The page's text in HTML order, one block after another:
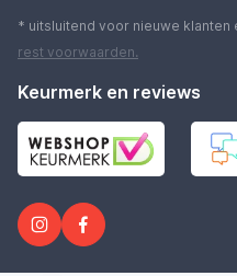
* uitsluitend voor nieuwe klanten
rest voorwaarden.
Keurmerk en reviews